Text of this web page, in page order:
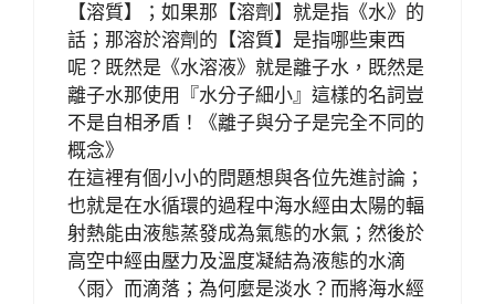
【溶質】；如果那【溶劑】就是指《水》的
話；那溶於溶劑的【溶質】是指哪些東西
呢？既然是《水溶液》就是離子水，既然是
離子水那使用『水分子細小』這樣的名詞豈
不是自相矛盾！《離子與分子是完全不同的
概念》
在這裡有個小小的問題想與各位先進討論；
也就是在水循環的過程中海水經由太陽的輻
射熱能由液態蒸發成為氣態的水氣；然後於
高空中經由壓力及溫度凝結為液態的水滴
〈雨〉而滴落；為何麼是淡水？而將海水經